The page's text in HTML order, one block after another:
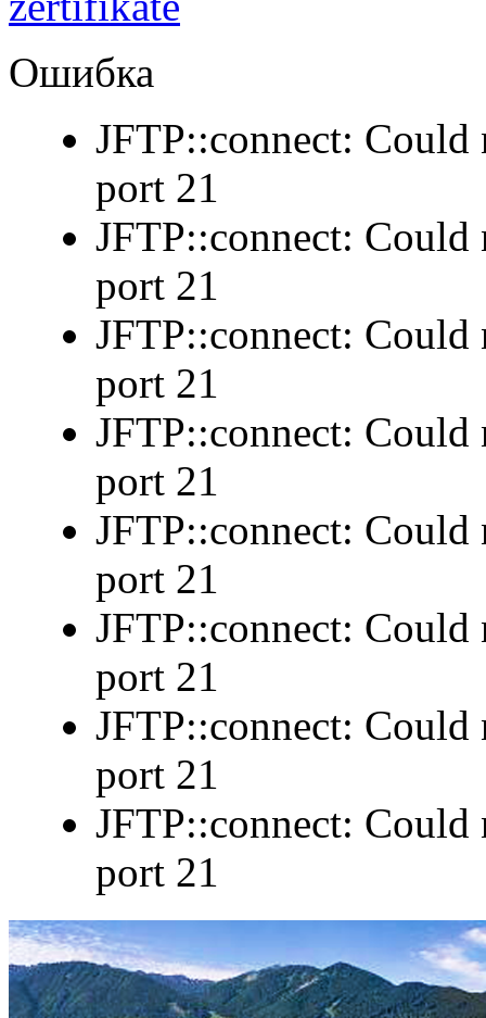
Ошибка
JFTP::connect:
port 21
JFTP::connect:
port 21
JFTP::connect:
port 21
JFTP::connect:
port 21
JFTP::connect:
port 21
JFTP::connect:
port 21
JFTP::connect:
port 21
JFTP::connect:
port 21